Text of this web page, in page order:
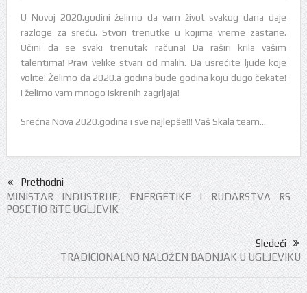
U Novoj 2020.godini želimo da vam život svakog dana daje
razloge za sreću. Stvori trenutke u kojima vreme zastane.
Učini da se svaki trenutak računa! Da raširi krila vašim
talentima! Pravi velike stvari od malih. Da usrećite ljude koje
volite! Želimo da 2020.a godina bude godina koju dugo čekate!
I želimo vam mnogo iskrenih zagrljaja!
Srećna Nova 2020.godina i sve najlepše!!! Vaš Skala team…
Prethodni
MINISTAR INDUSTRIJE, ENERGETIKE I RUDARSTVA RS
POSETIO RiTE UGLJEVIK
Sledeći
TRADICIONALNO NALOŽEN BADNJAK U UGLJEVIKU